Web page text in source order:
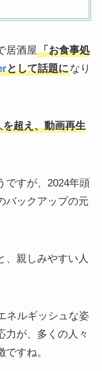
居酒屋「お食事処
として話題になり
を超え、動画再生
ですが、2024年頭
バックアップの元
、親しみやすい人
ネルギッシュな姿
力が、多くの人々
すね。